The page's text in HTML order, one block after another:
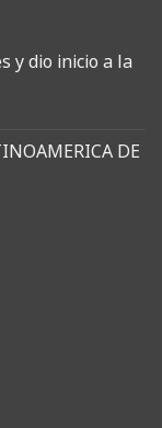
y dio inicio a la
DE